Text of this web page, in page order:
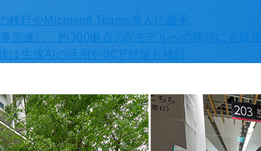
移行やMicrosoft Teams導入に着手
完遂し、約300拠点のβ'モデルへの移行にも目途
は生成AIの活用やBCP対策も検討